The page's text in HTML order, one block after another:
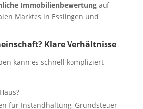
Immobilienbewertungauf
Marktes in Esslingen und
Klare Verhältnisse
kann es schnell kompliziert
für Instandhaltung, Grundsteuer